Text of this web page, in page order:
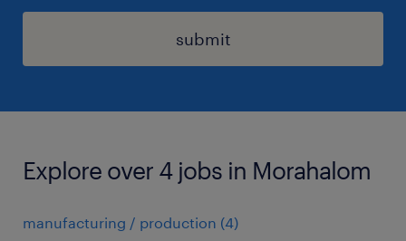
submit
Explore over 4 jobs in Morahalom
manufacturing / production (4)